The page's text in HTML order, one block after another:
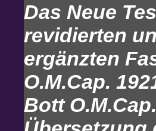
Das Neue
revidierten
ergänzten
O.M.Cap.
Bott